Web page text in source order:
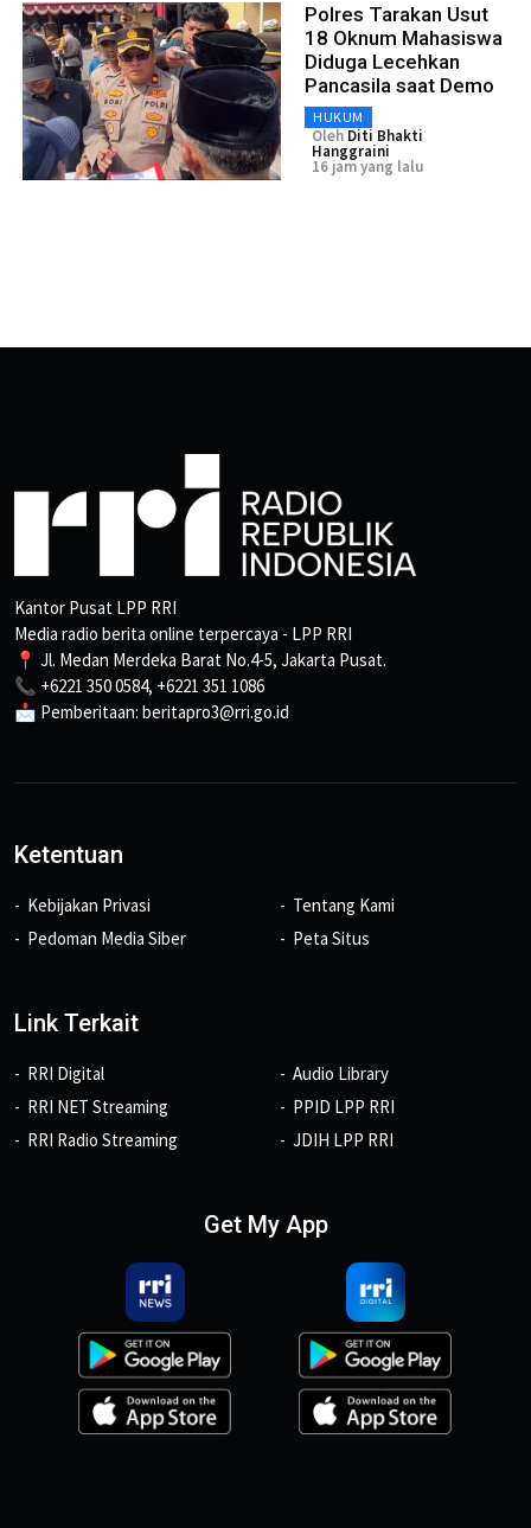
Polres Tarakan Usut
18 Oknum Mahasiswa
Diduga Lecehkan
Pancasila saat Demo
HUKUM
Oleh Diti Bhakti
Hanggraini
16 jam yang lalu
Kantor Pusat LPP RRI
Media radio berita online terpercaya - LPP RRI
📍 Jl. Medan Merdeka Barat No.4-5, Jakarta Pusat.
📞 +6221 350 0584, +6221 351 1086
📩 Pemberitaan: beritapro3@rri.go.id
Ketentuan
Kebijakan Privasi
Pedoman Media Siber
Tentang Kami
Peta Situs
Link Terkait
RRI Digital
RRI NET Streaming
RRI Radio Streaming
Audio Library
PPID LPP RRI
JDIH LPP RRI
Get My App